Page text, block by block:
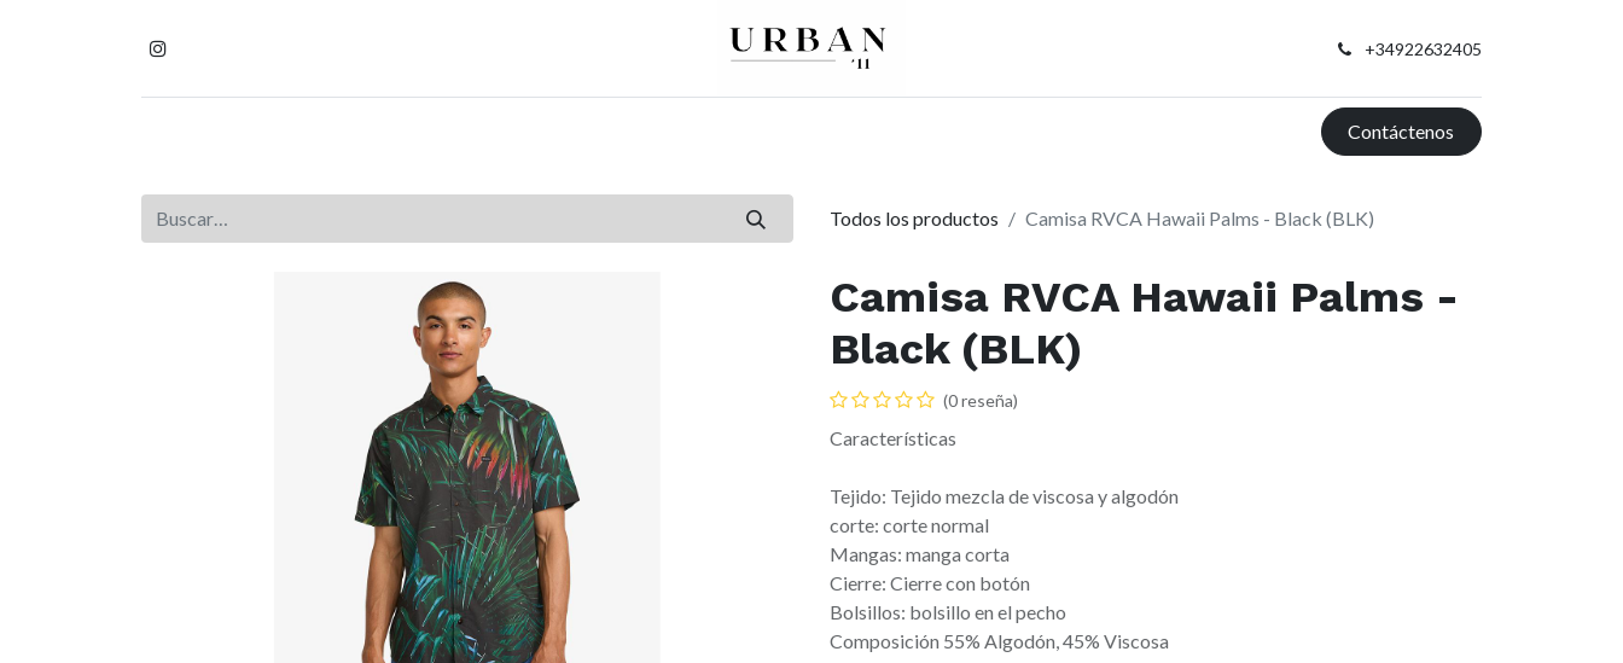
+34922632405
Contáctenos
Todos los productos Camisa RVCA Hawaii Palms - Black (BLK)
Camisa RVCA Hawaii Palms -
Black (BLK)
(0 reseña)
Características
Tejido: Tejido mezcla de viscosa y algodón
corte: corte normal
Mangas: manga corta
Cierre: Cierre con botón
Bolsillos: bolsillo en el pecho
Composición 55% Algodón, 45% Viscosa